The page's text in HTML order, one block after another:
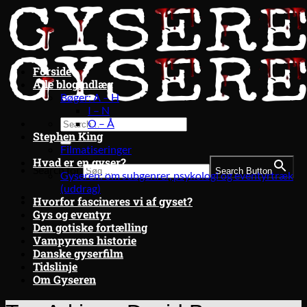
Fortsæt
til
indhold
Search for: Search Button
Forside
Alle blogindlæg
Bøger: A – H
I – N
O – Å
Stephen King
Filmatiseringer
Hvad er en gyser?
Gyseren: om subgenrer, psykologi og eventyrtræk
(uddrag)
Hvorfor fascineres vi af gyset?
Gys og eventyr
Den gotiske fortælling
Vampyrens historie
Danske gyserfilm
Tidslinje
Om Gyseren